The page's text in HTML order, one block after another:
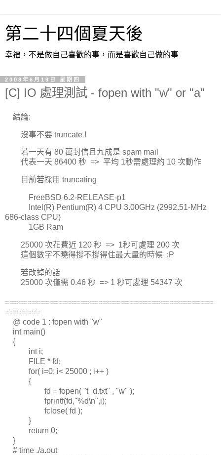
第二十四個夏天後
幸福，不是做自己喜歡的事，而是喜歡自己做的事
2008年6月19日 星期四
[C] IO 處理測試 - fopen with "w" or "a"
結論:
沒事不要 truncate !
若一天有 80 萬封信且九成是 spam mail
代表一天 86400 秒 => 平均 1秒需處理約 10 次動作
目前若採用 truncating
FreeBSD 6.2-RELEASE-p1
Intel(R) Pentium(R) 4 CPU 3.00GHz (2992.51-MHz
686-class CPU)
1GB Ram
25000 次花費近 120 秒 => 1秒可處理 200 次
這個數字不曉得撐不撐得住最大量的時候 :P
若改掉的話
25000 次僅需 0.46 秒 => 1 秒可處理 54347 次
===============================================
========
@ code 1 : fopen with "w"
int main()
{
int i;
FILE * fd;
for( i=0; i< 25000 ; i++ )
{
fd = fopen( "t_d.txt" , "w" );
fprintf(fd,"%d\n",i);
fclose( fd );
}
return 0;
}
# time ./a.out